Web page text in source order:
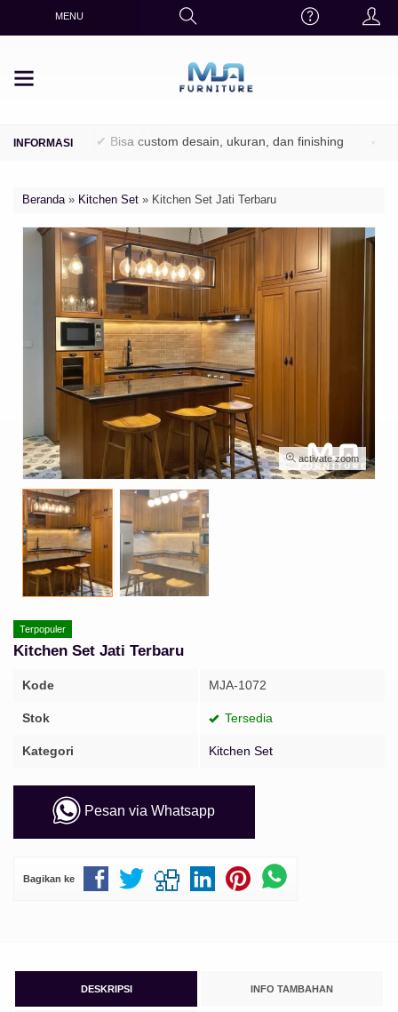
MENU
✔ Bisa custom desain, ukuran, dan finishing ✔
Beranda» Kitchen Set » Kitchen Set Jati Terbaru
activate zoom
Terpopuler
Kitchen Set Jati Terbaru
Kode MJA-1072
Stok Tersedia
Kategori Kitchen Set
Pesan via Whatsapp
Bagikan ke
DESKRIPSI INFO TAMBAHAN